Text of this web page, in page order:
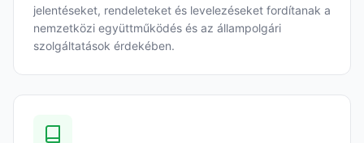
jelentéseket, rendeleteket és levelezéseket fordítanak a
nemzetközi együttműködés és az állampolgári
szolgáltatások érdekében.